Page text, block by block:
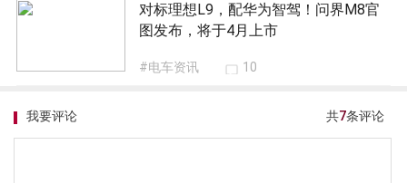
对标理想L9，配华为智驾！问界M8官
图发布，将于4月上市
#电车资讯 10
共7条评论
我要评论